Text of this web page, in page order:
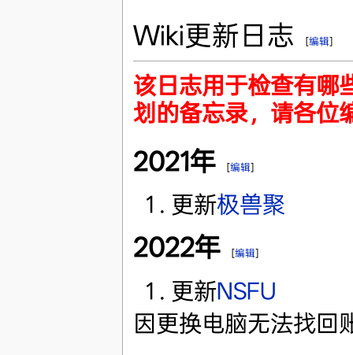
Wiki更新日志 [编辑]
该日志用于检查有哪
划的备忘录，请各位
2021年 [编辑]
更新极兽聚
2022年 [编辑]
更新NSFU
因更换电脑无法找回